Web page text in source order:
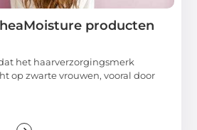
producten
het haarverzorgingsmerk
op zwarte vrouwen, vooral door